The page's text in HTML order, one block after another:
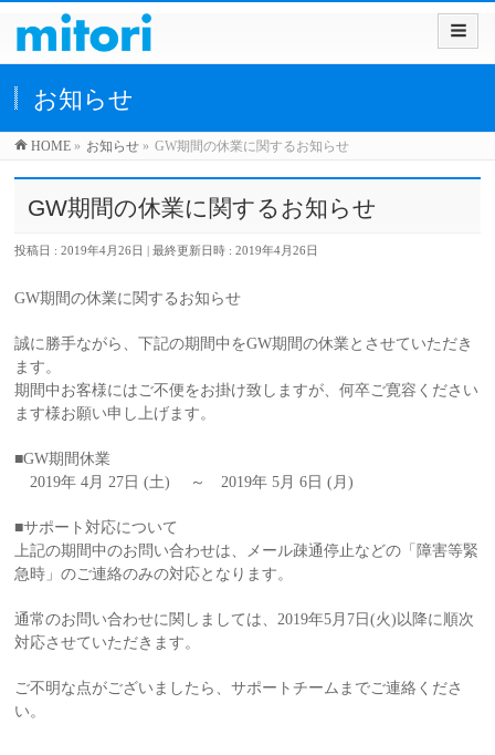
お知らせ
HOME » お知らせ » GW期間の休業に関するお知らせ
GW期間の休業に関するお知らせ
投稿日 : 2019年4月26日 最終更新日時 : 2019年4月26日
GW期間の休業に関するお知らせ
誠に勝手ながら、下記の期間中をGW期間の休業とさせていただき
ます。
期間中お客様にはご不便をお掛け致しますが、何卒ご寛容ください
ます様お願い申し上げます。
■GW期間休業
2019年 4月 27日 (土) ～ 2019年 5月 6日 (月)
■サポート対応について
上記の期間中のお問い合わせは、メール疎通停止などの「障害等緊
急時」のご連絡のみの対応となります。
通常のお問い合わせに関しましては、2019年5月7日(火)以降に順次
対応させていただきます。
ご不明な点がございましたら、サポートチームまでご連絡くださ
い。